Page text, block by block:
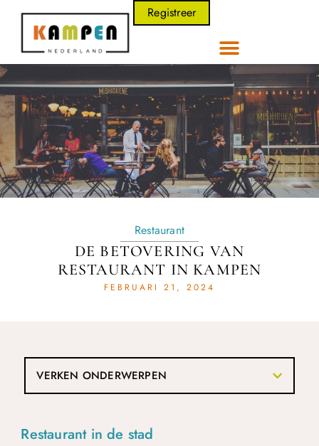
Registreer
Restaurant
DE BETOVERING VAN
RESTAURANT IN KAMPEN
FEBRUARI 21, 2024
Restaurant in de stad
VERKEN ONDERWERPEN